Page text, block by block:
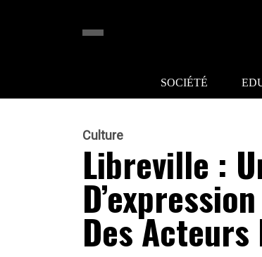
SOCIÉTÉ
Culture
Libreville :
Des